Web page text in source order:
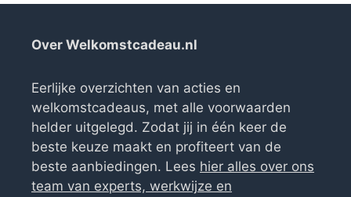
Over Welkomstcadeau.nl
Eerlijke overzichten van acties en
welkomstcadeaus, met alle voorwaarden
helder uitgelegd. Zodat jij in één keer de
beste keuze maakt en profiteert van de
beste aanbiedingen. Lees hier alles over ons
team van experts, werkwijze en